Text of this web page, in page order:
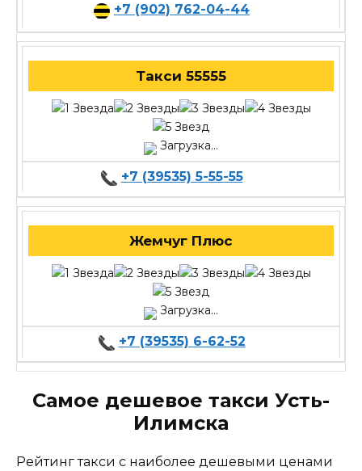
+7 (902) 762-04-44
Такси 55555
Загрузка...
+7 (39535) 5-55-55
Жемчуг Плюс
Загрузка...
+7 (39535) 6-62-52
Самое дешевое такси Усть-
Илимска
Рейтинг такси с наиболее дешевыми ценами